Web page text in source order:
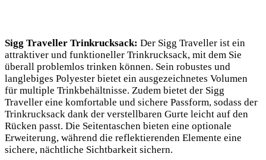
Sigg Traveller Trinkrucksack: Der Sigg⁢ Traveller ist ein
⁣attraktiver⁣ und funktioneller Trinkrucksack, mit dem Sie⁢
überall ⁣problemlos⁤ trinken können. Sein robustes‌ und
langlebiges Polyester bietet ein ausgezeichnetes Volumen
für multiple Trinkbehältnisse. Zudem⁢ bietet der⁣ Sigg
Traveller eine komfortable und sichere Passform, sodass der
⁣Trinkrucksack‍ dank der ⁤verstellbaren Gurte leicht auf ⁤den
Rücken passt. Die Seitentaschen bieten eine optionale
Erweiterung, während die reflektierenden Elemente eine
sichere, ‌nächtliche Sichtbarkeit sichern.